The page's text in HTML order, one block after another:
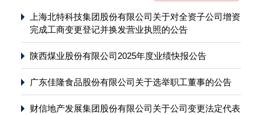
上海北特科技集团股份有限公司关于对全资子公司增资
完成工商变更登记并换发营业执照的公告
陕西煤业股份有限公司2025年度业绩快报公告
广东佳隆食品股份有限公司关于选举职工董事的公告
财信地产发展集团股份有限公司关于公司变更法定代表